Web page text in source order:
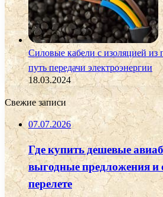
Силовые кабели с изоляцией
путь передачи электроэнергии
18.03.2024
Свежие записи
07.07.2026
Где купить дешевые
выгодные предложения и
перелете